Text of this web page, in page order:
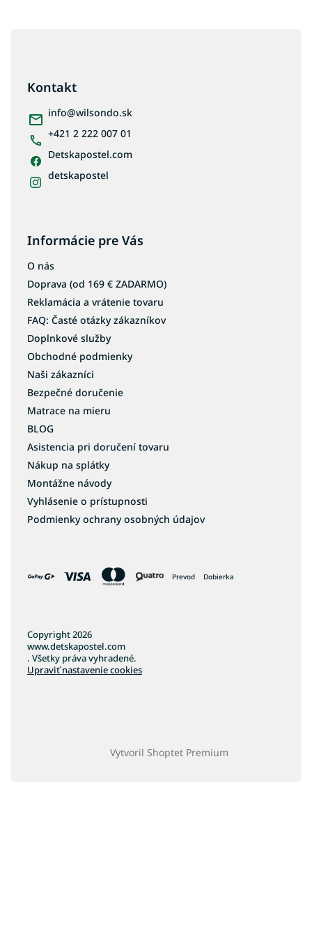
Kontakt
info@wilsondo.sk
+421 2 222 007 01
Detskapostel.com
detskapostel
Informácie pre Vás
O nás
Doprava (od 169 € ZADARMO)
Reklamácia a vrátenie tovaru
FAQ: Časté otázky zákazníkov
Doplnkové služby
Obchodné podmienky
Naši zákazníci
Bezpečné doručenie
Matrace na mieru
BLOG
Asistencia pri doručení tovaru
Nákup na splátky
Montážne návody
Vyhlásenie o prístupnosti
Podmienky ochrany osobných údajov
Prevod Dobierka
Vytvoril Shoptet Premium
Copyright 2026
www.detskapostel.com
. Všetky práva vyhradené.
Upraviť nastavenie cookies